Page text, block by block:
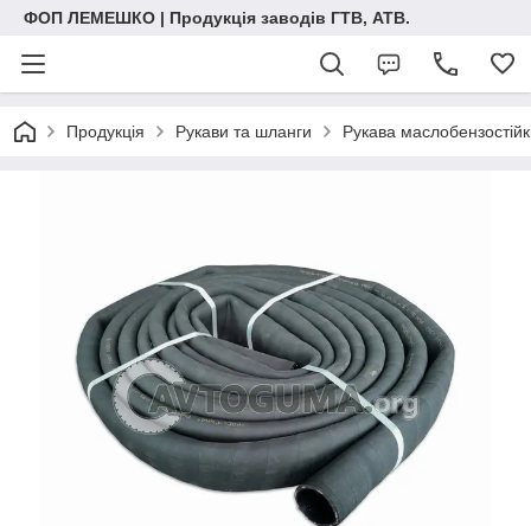
ФОП ЛЕМЕШКО | Продукція заводів ГТВ, АТВ.
Продукція Рукави та шланги Рукава